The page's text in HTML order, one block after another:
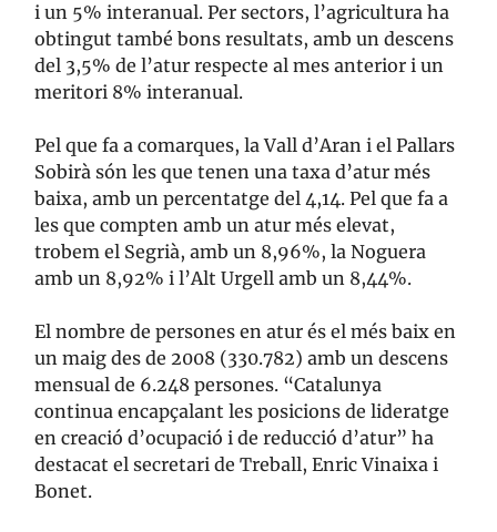
i un 5% interanual. Per sectors, l’agricultura ha
obtingut també bons resultats, amb un descens
del 3,5% de l’atur respecte al mes anterior i un
meritori 8% interanual.
Pel que fa a comarques, la Vall d’Aran i el Pallars
Sobirà són les que tenen una taxa d’atur més
baixa, amb un percentatge del 4,14. Pel que fa a
les que compten amb un atur més elevat,
trobem el Segrià, amb un 8,96%, la Noguera
amb un 8,92% i l’Alt Urgell amb un 8,44%.
El nombre de persones en atur és el més baix en
un maig des de 2008 (330.782) amb un descens
mensual de 6.248 persones. “Catalunya
continua encapçalant les posicions de lideratge
en creació d’ocupació i de reducció d’atur” ha
destacat el secretari de Treball, Enric Vinaixa i
Bonet.